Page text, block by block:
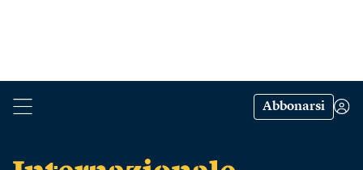
Abbonarsi